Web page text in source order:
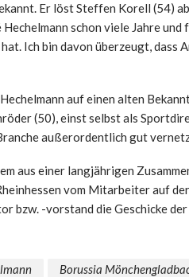
Er löst Steffen Korell (54)
Hechelmann schon viele Jahre
Ich bin davon überzeugt, dass
auf einen alten
(50), einst selbst als
außerordentlich gut
aus einer langjährigen
vom Mitarbeiter auf
bzw. -vorstand die Geschicke
Borussia